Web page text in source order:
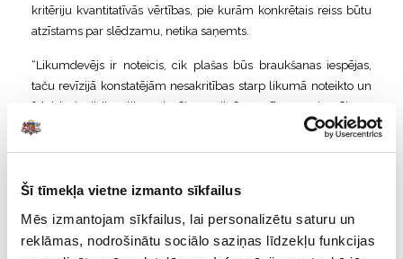
Šī tīmekļa vietne izmanto sīkfailus
Mēs izmantojam sīkfailus, lai personalizētu saturu un
reklāmas, nodrošinātu sociālo saziņas līdzekļu funkcijas
kritēriju kvantitatīvās vērtības, pie kurām konkrētais reiss būtu
atzīstams par slēdzamu, netika saņemts.
“Likumdevējs ir noteicis, cik plašas būs braukšanas iespējas,
taču revīzijā konstatējām nesakritības starp likumā noteikto un
faktisko izpildi. Ja likumdevēja noteiktās prasības nav iespējams
īstenot praksē, tad atbildīgajām institūcijām – Satiksmes
likumā. Vienotas pieejas trūkums VSIA “Autotransporta
sarežģī sabiedriskā transporta pakalpojumu administrēšanu.
Tādēļ ir nepieciešams veidot vienkāršāku regulējumu, pārskatot